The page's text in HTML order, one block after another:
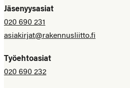
Jäsenyysasiat
020 690 231
asiakirjat@rakennusliitto.fi
Työehtoasiat
020 690 232